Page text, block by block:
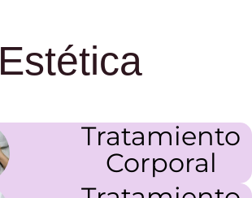
Estética
Tratamiento
Corporal